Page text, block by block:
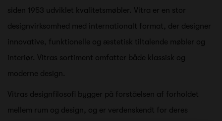
siden 1953 udviklet kvalitetsmøbler. Vitra er en stor
designvirksomhed med internationalt format, der designer
innovative, funktionelle og æstetisk tiltalende møbler og
interiør. Vitras sortiment omfatter både klassisk og
moderne design.
Vitras designfilosofi bygger på forståelsen af forholdet
mellem rum og design, og er verdenskendt for deres